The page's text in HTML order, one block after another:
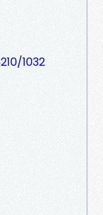
1032